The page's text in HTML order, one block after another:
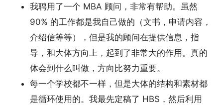
我聘用了一个 MBA 顾问，非常有帮助。虽然
90% 的工作都是我自己做的（文书，申请内容，
介绍信等等），但是我的顾问在提供信息，指
导，和大体方向上，起到了非常大的作用。真的
体会到什么叫做，方向比努力重要。
每一个学校都不一样，但是大体的结构和素材都
是循环使用的。我最先定稿了 HBS，然后利用